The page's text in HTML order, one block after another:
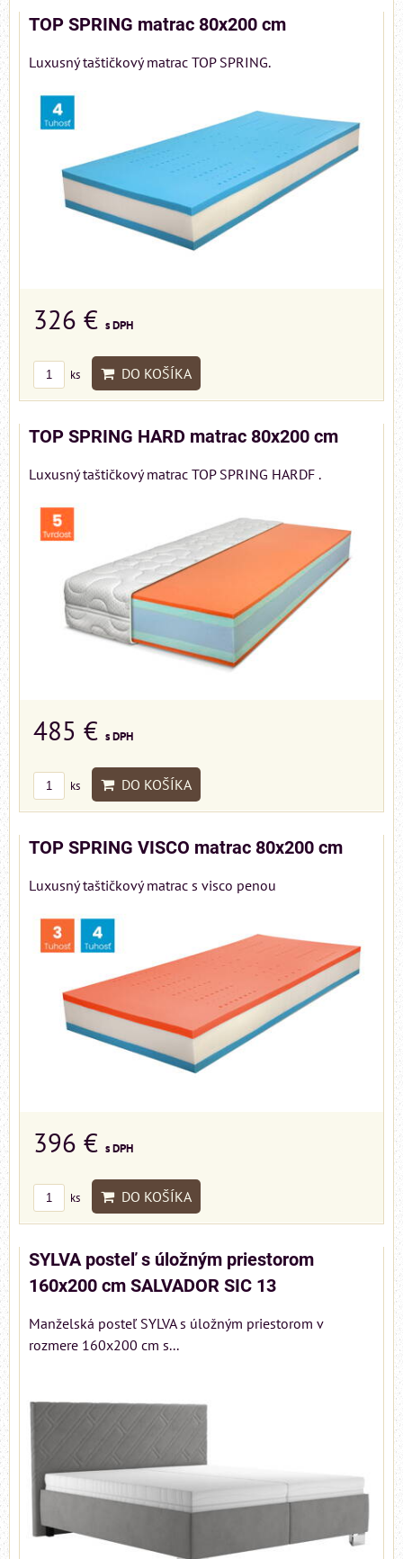
TOP SPRING matrac 80x200 cm
Luxusný taštičkový matrac TOP SPRING.
326 € s DPH
ks DO KOŠÍKA
TOP SPRING HARD matrac 80x200 cm
Luxusný taštičkový matrac TOP SPRING HARDF .
485 € s DPH
ks DO KOŠÍKA
TOP SPRING VISCO matrac 80x200 cm
Luxusný taštičkový matrac s visco penou
396 € s DPH
ks DO KOŠÍKA
SYLVA posteľ s úložným priestorom
160x200 cm SALVADOR SIC 13
Manželská posteľ SYLVA s úložným priestorom v
rozmere 160x200 cm s...